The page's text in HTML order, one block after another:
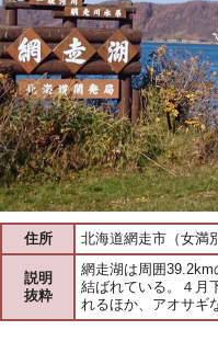
住所 北海道網走市（女満
説明
抜粋
網走湖は周囲
結ばれている。４月
れるほか、アオサギ